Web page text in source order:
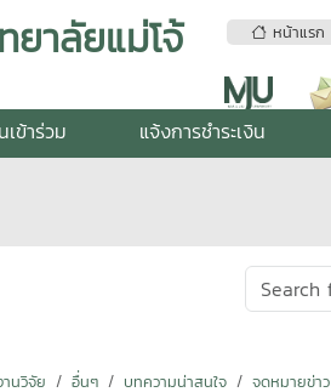
หน้าแรก
ยาลัยแม่โจ้
เข้าร่วม แจ้งการชำระเงิน
านวิจัย อื่นๆ บทความน่าสนใจ จดหมายข่าว